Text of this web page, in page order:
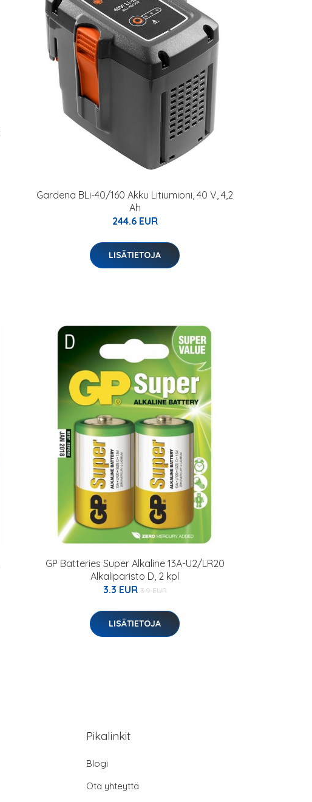
Gardena BLi-40/160 Akku Litiumioni, 40 V, 4,2
Ah
244.6 EUR
LISÄTIETOJA
GP Batteries Super Alkaline 13A-U2/LR20
Alkaliparisto D, 2 kpl
3.3 EUR 3.9 EUR
LISÄTIETOJA
Pikalinkit
Blogi
Ota yhteyttä